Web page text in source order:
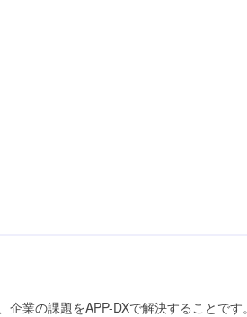
業の課題をAPP-DXで解決することです。